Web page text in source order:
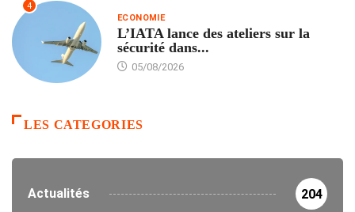
4
ECONOMIE
L’IATA lance des ateliers sur la
sécurité dans...
05/08/2026
LES CATEGORIES
Actualités 204